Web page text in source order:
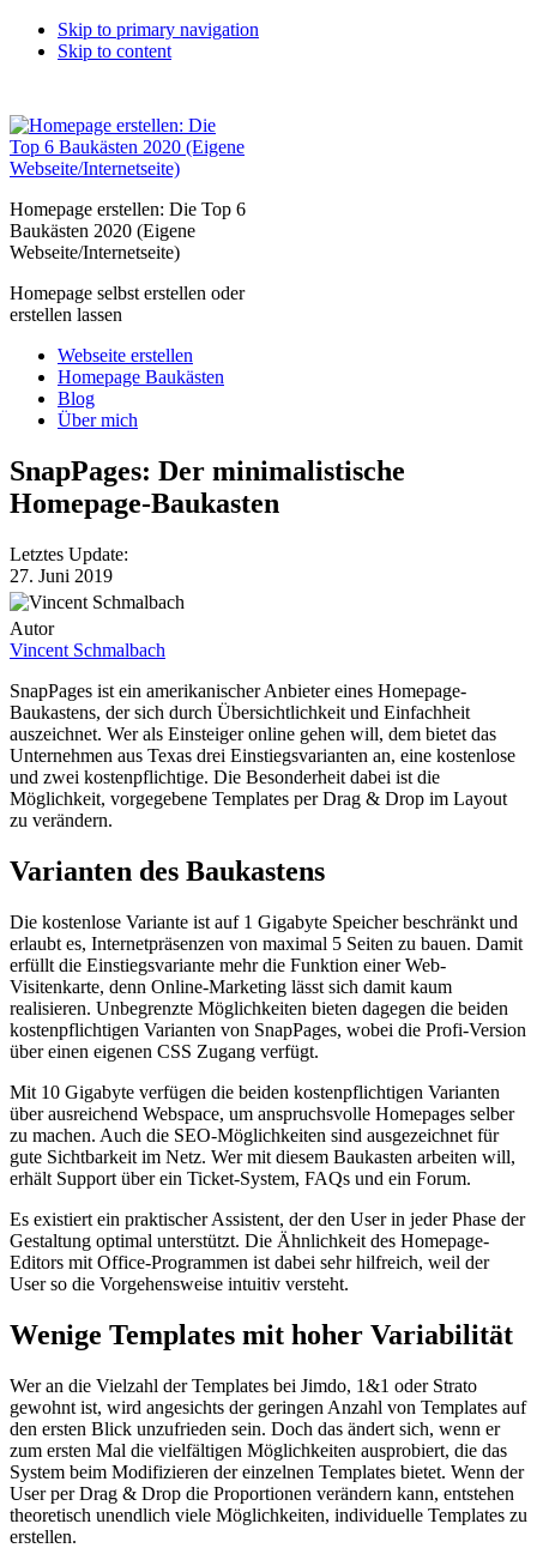
Skip to primary navigation
Skip to content
Homepage erstellen: Die Top 6
Baukästen 2020 (Eigene
Webseite/Internetseite)
Homepage selbst erstellen oder
erstellen lassen
Webseite erstellen
Homepage Baukästen
Blog
Über mich
SnapPages: Der minimalistische
Homepage-Baukasten
Letztes Update:
27. Juni 2019
Autor
Vincent Schmalbach
SnapPages ist ein amerikanischer Anbieter eines Homepage-
Baukastens, der sich durch Übersichtlichkeit und Einfachheit
auszeichnet. Wer als Einsteiger online gehen will, dem bietet das
Unternehmen aus Texas drei Einstiegsvarianten an, eine kostenlose
und zwei kostenpflichtige. Die Besonderheit dabei ist die
Möglichkeit, vorgegebene Templates per Drag & Drop im Layout
zu verändern.
Varianten des Baukastens
Die kostenlose Variante ist auf 1 Gigabyte Speicher beschränkt und
erlaubt es, Internetpräsenzen von maximal 5 Seiten zu bauen. Damit
erfüllt die Einstiegsvariante mehr die Funktion einer Web-
Visitenkarte, denn Online-Marketing lässt sich damit kaum
realisieren. Unbegrenzte Möglichkeiten bieten dagegen die beiden
kostenpflichtigen Varianten von SnapPages, wobei die Profi-Version
über einen eigenen CSS Zugang verfügt.
Mit 10 Gigabyte verfügen die beiden kostenpflichtigen Varianten
über ausreichend Webspace, um anspruchsvolle Homepages selber
zu machen. Auch die SEO-Möglichkeiten sind ausgezeichnet für
gute Sichtbarkeit im Netz. Wer mit diesem Baukasten arbeiten will,
erhält Support über ein Ticket-System, FAQs und ein Forum.
Es existiert ein praktischer Assistent, der den User in jeder Phase der
Gestaltung optimal unterstützt. Die Ähnlichkeit des Homepage-
Editors mit Office-Programmen ist dabei sehr hilfreich, weil der
User so die Vorgehensweise intuitiv versteht.
Wenige Templates mit hoher Variabilität
Wer an die Vielzahl der Templates bei Jimdo, 1&1 oder Strato
gewohnt ist, wird angesichts der geringen Anzahl von Templates auf
den ersten Blick unzufrieden sein. Doch das ändert sich, wenn er
zum ersten Mal die vielfältigen Möglichkeiten ausprobiert, die das
System beim Modifizieren der einzelnen Templates bietet. Wenn der
User per Drag & Drop die Proportionen verändern kann, entstehen
theoretisch unendlich viele Möglichkeiten, individuelle Templates zu
erstellen.